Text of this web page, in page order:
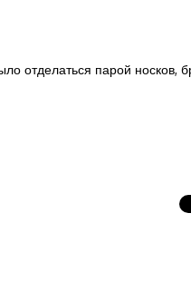
отделаться парой носков,